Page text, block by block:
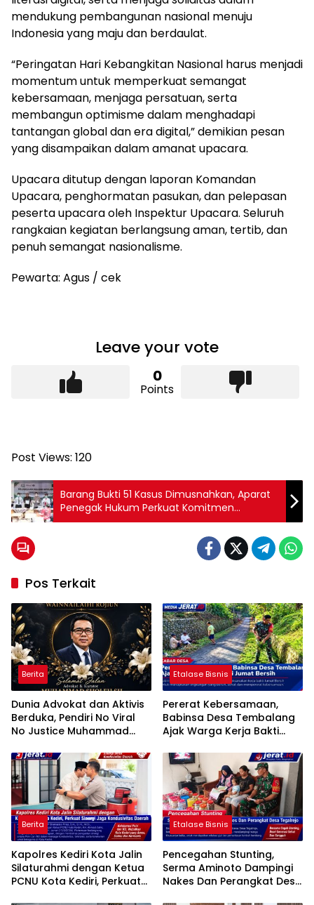
mendukung pembangunan nasional menuju
Indonesia yang maju dan berdaulat.
“Peringatan Hari Kebangkitan Nasional harus menjadi
momentum untuk memperkuat semangat
kebersamaan, menjaga persatuan, serta
membangun optimisme dalam menghadapi
tantangan global dan era digital,” demikian pesan
yang disampaikan dalam amanat upacara.
Upacara ditutup dengan laporan Komandan
Upacara, penghormatan pasukan, dan pelepasan
peserta upacara oleh Inspektur Upacara. Seluruh
rangkaian kegiatan berlangsung aman, tertib, dan
penuh semangat nasionalisme.
Pewarta: Agus / cek
Leave your vote
0
Points
Post Views: 120
Barang Bukti 51 Kasus Dimusnahkan, Aparat
Penegak Hukum Perkuat Komitmen
Berantas Kejahatan
Pos Terkait
Berita
Dunia Advokat dan Aktivis
Berduka, Pendiri No Viral
No Justice Muhammad
Etalase Bisnis
Pererat Kebersamaan,
Babinsa Desa Tembalang
Ajak Warga Kerja Bakti
Berita
Kapolres Kediri Kota Jalin
Silaturahmi dengan Ketua
PCNU Kota Kediri, Perkuat
Etalase Bisnis
Pencegahan Stunting,
Serma Aminoto Dampingi
Nakes Dan Perangkat Desa